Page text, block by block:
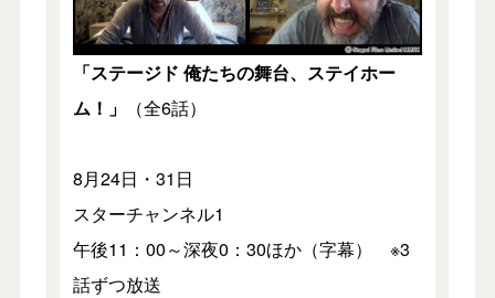
「ステージド 俺たちの舞台、ステイホー
ム！」
（全6話）
8月24日・31日
スターチャンネル1
午後11：00～深夜0：30ほか（字幕） ※3
話ずつ放送